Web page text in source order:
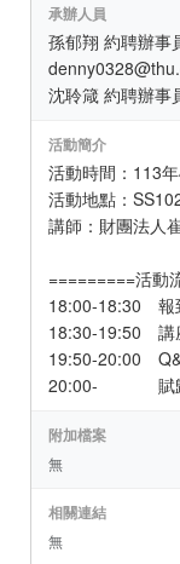
承辦人員
孫郁翔 約聘辦事
沈聆箴 約聘辦事
活動簡介
活動時間：113
活動地點：
講師：財團法人
=========活動
18:00-18:30 報
18:30-19:50 講
19:50-20:00
20:00- 賦
附加檔案
無
相關連結
無